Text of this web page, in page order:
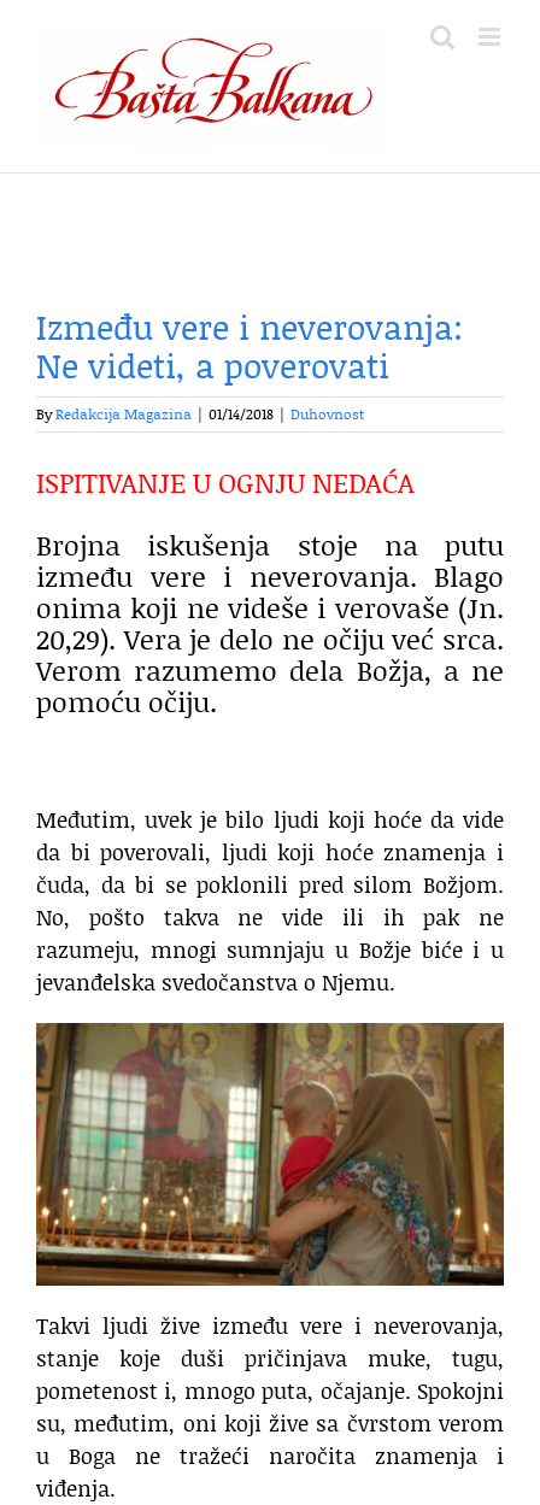
content
Između vere i neverovanja:
Ne videti, a poverovati
ByRedakcija Magazina 01/14/2018 Duhovnost
ISPITIVANJE U OGNJU NEDAĆA
Brojna iskušenja stoje na putu
između vere i neverovanja. Blago
onima koji ne videše i verovaše (Jn.
20,29). Vera je delo ne očiju već srca.
Verom razumemo dela Božja, a ne
pomoću očiju.
Međutim, uvek je bilo ljudi koji hoće da vide
da bi poverovali, ljudi koji hoće znamenja i
čuda, da bi se poklonili pred silom Božjom.
No, pošto takva ne vide ili ih pak ne
razumeju, mnogi sumnjaju u Božje biće i u
jevanđelska svedočanstva o Njemu.
Takvi ljudi žive između vere i neverovanja,
stanje koje duši pričinjava muke, tugu,
pometenost i, mnogo puta, očajanje. Spokojni
su, međutim, oni koji žive sa čvrstom verom
u Boga ne tražeći naročita znamenja i
viđenja.